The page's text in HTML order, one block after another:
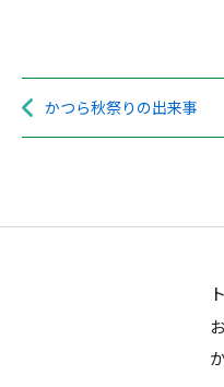
かつら秋祭りの出来事